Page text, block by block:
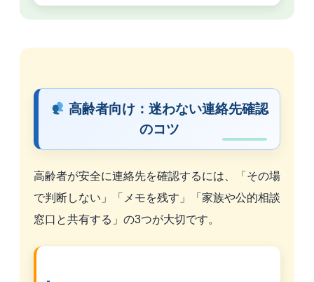
高齢者向け：迷わない連絡先確認
のコツ
高齢者が安全に連絡先を確認するには、「その場
で判断しない」「メモを残す」「家族や公的相談
窓口と共有する」の3つが大切です。